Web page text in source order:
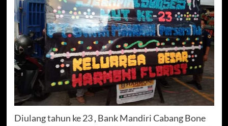
Diulang tahun ke 23 , Bank Mandiri Cabang Bone